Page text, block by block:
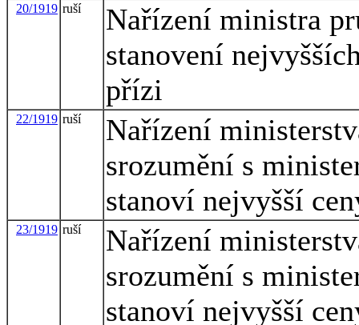
20/1919 ruší
Nařízení ministra
stanovení
přízi
22/1919 ruší
Nařízení
srozumění s
stanoví nejvyšší
23/1919 ruší
Nařízení
srozumění s
stanoví nejvyšší